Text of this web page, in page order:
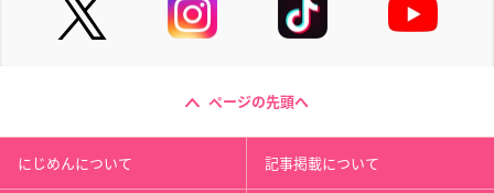
ページの先頭へ
にじめんについて 記事掲載について